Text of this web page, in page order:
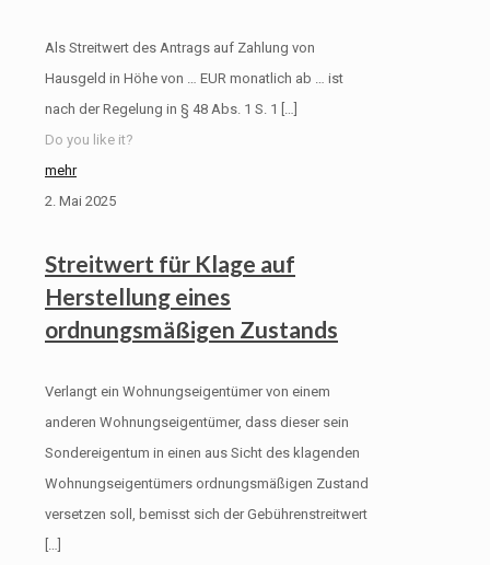
Als Streitwert des Antrags auf Zahlung von
Hausgeld in Höhe von … EUR monatlich ab … ist
nach der Regelung in § 48 Abs. 1 S. 1
Do you like it?
mehr
2. Mai 2025
Streitwert für Klage auf
Herstellung eines
ordnungsmäßigen Zustands
Verlangt ein Wohnungseigentümer von einem
anderen Wohnungseigentümer, dass dieser sein
Sondereigentum in einen aus Sicht des klagenden
Wohnungseigentümers ordnungsmäßigen Zustand
versetzen soll, bemisst sich der Gebührenstreitwert
[…]